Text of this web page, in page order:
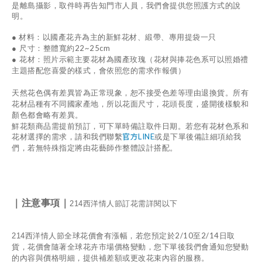
是離島攝影，取件時再告知門市人員，我們會提供您照護方式的說
明。
● 材料：以國產花卉為主的新鮮花材、緞帶、專用提袋一只
● 尺寸：整體寬約 22~25cm
● 花材： 照片示範主要花材為國產玫瑰（ 花材與捧花色系可以照婚禮
主題搭配您喜愛的樣式，會依照您的需求作報價）
天然花色偶有差異皆為正常現象，恕不接受色差等理由退換貨。 所有
花材品種有不同國家產地，所以花面尺寸，花頭長度，盛開後樣貌和
顏色都會略有差異。
鮮花類商品需提前預訂，可下單時備註取件日期。若您有花材色系和
花材選擇的需求，請和我們聯繫官方LINE或是下單後備註細項給我
們，若無特殊指定將由花藝師作整體設計搭配。
｜注意事項｜ 214西洋情人節訂花需詳閱以下
214西洋情人節全球花價會有漲幅，若您預定於2/10至 2/14 日取
貨，花價會隨著全球花卉市場價格變動，您下單後我們會通知您變動
的內容與價格明細，提供補差額或更改花束內容的服務。